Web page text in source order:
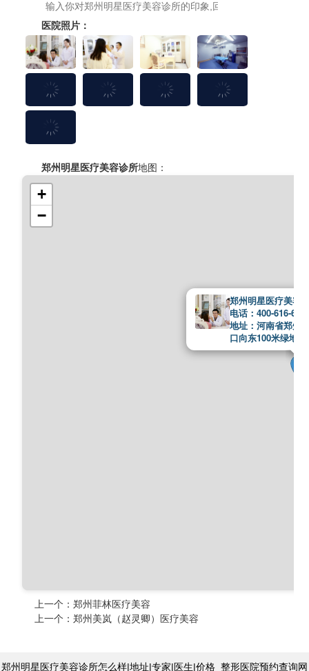
医院照片：
郑州明星医疗美容诊所地图：
郑州明星医疗美容
电话：400-616-
地址：河南省郑州
口向东100米绿地
+
−
上一个：郑州菲林医疗美容
上一个：郑州美岚（赵灵卿）医疗美容
郑州明星医疗美容诊所怎么样|地址|专家|医生|价格_整形医院预约查询网